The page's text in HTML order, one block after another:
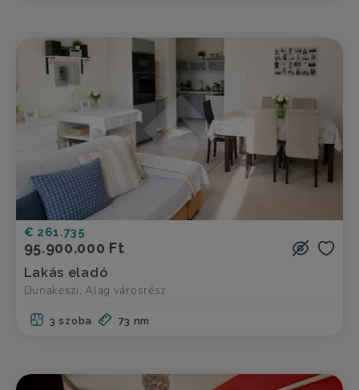
€ 261.735
95.900.000 Ft
Lakás eladó
Dunakeszi, Alag városrész
3 szoba 73 nm